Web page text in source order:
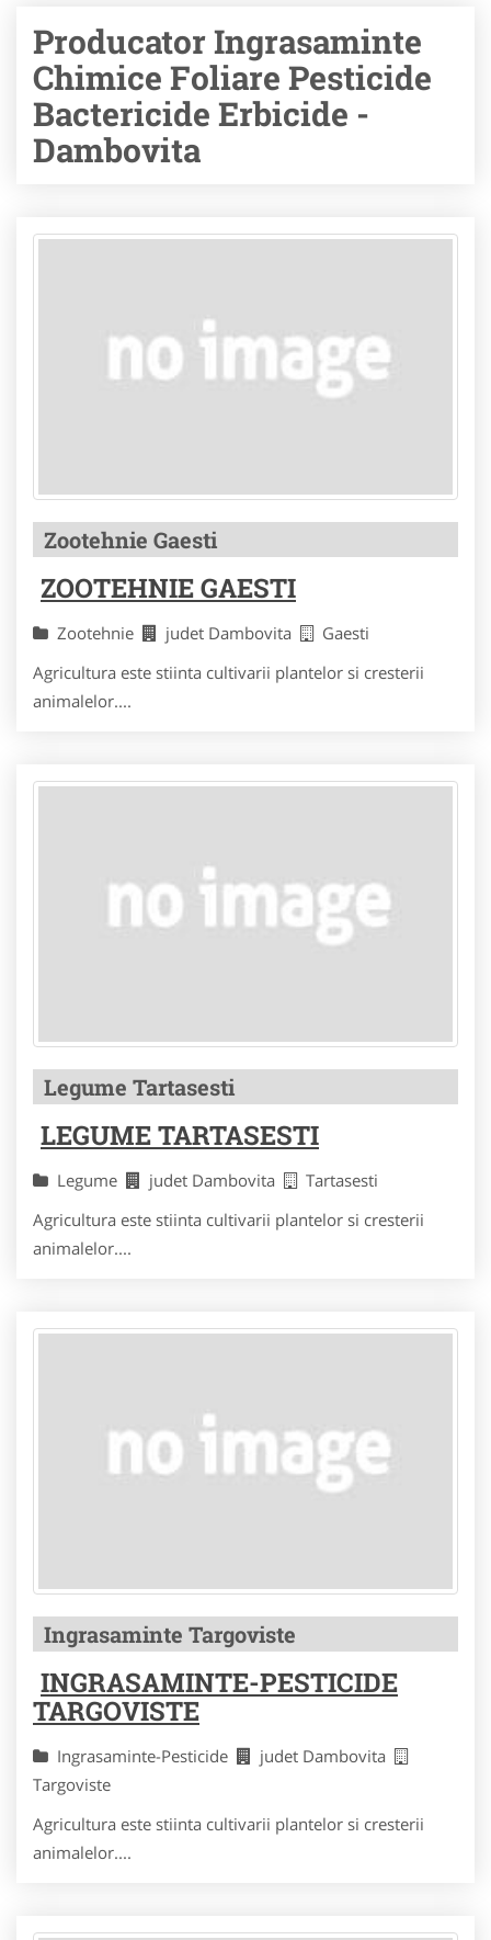
Producator Ingrasaminte
Chimice Foliare Pesticide
Bactericide Erbicide -
Dambovita
Zootehnie Gaesti
ZOOTEHNIE GAESTI
Zootehnie judet Dambovita
Gaesti
Agricultura este stiinta cultivarii plantelor si cresterii
animalelor....
Legume Tartasesti
LEGUME TARTASESTI
Legume judet Dambovita
Tartasesti
Agricultura este stiinta cultivarii plantelor si cresterii
animalelor....
Ingrasaminte Targoviste
INGRASAMINTE-PESTICIDE
TARGOVISTE
Ingrasaminte-Pesticide
judet Dambovita
Targoviste
Agricultura este stiinta cultivarii plantelor si cresterii
animalelor....